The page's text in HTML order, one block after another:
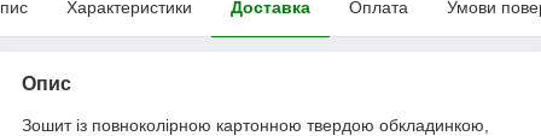
Характеристики Доставка Оплата Умови
Опис
Зошит із повноколірною картонною твердою обкладинкою,